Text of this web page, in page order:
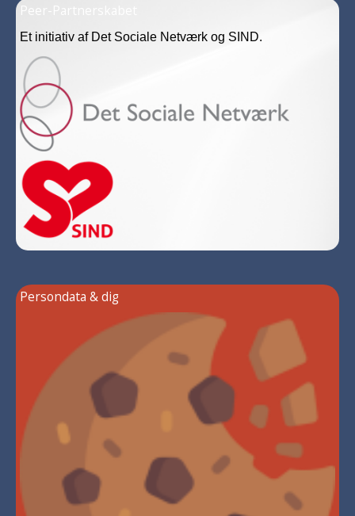
Peer-Partnerskabet
Et initiativ af Det Sociale Netværk og SIND.
Persondata & dig